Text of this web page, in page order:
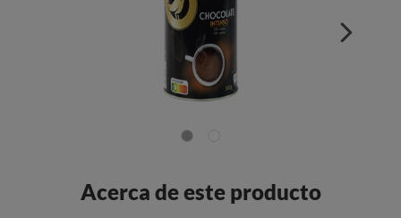
Acerca de este producto